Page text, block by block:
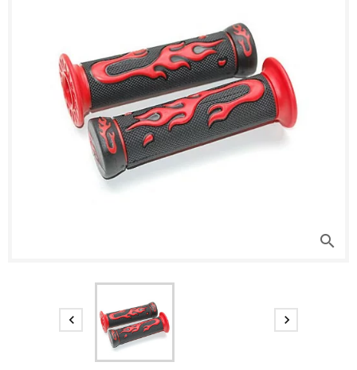
search
 